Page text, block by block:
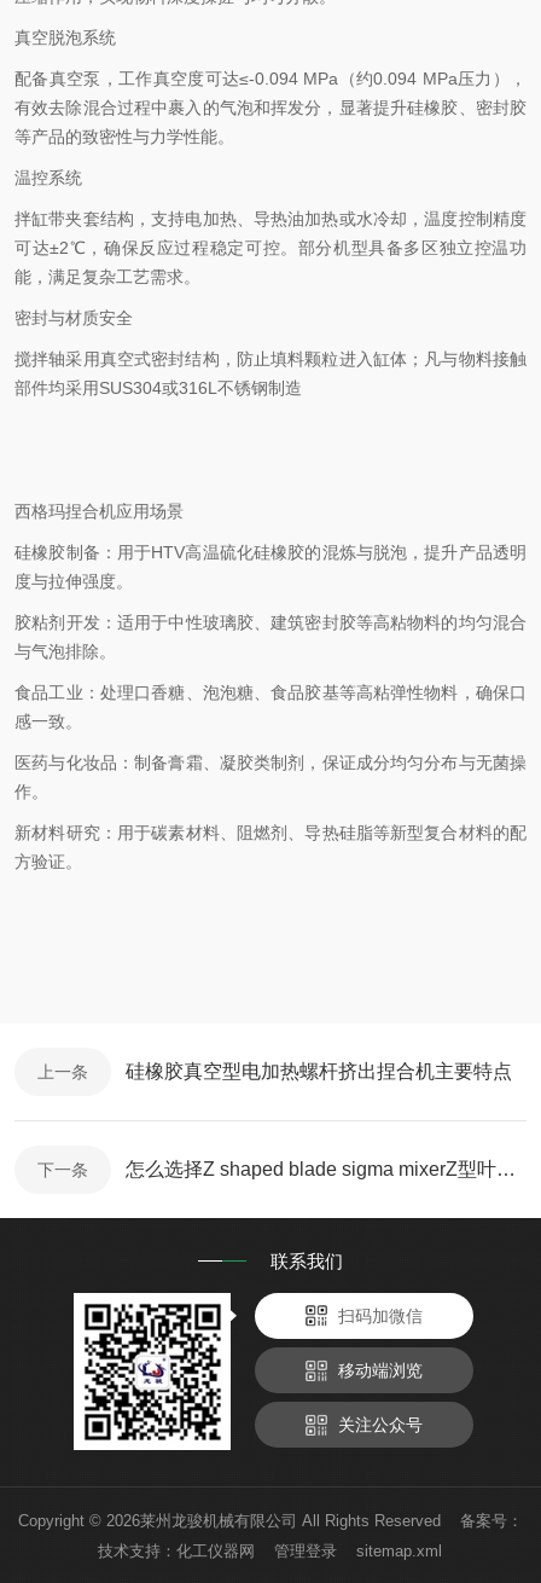
真空脱泡系统‌
配备真空泵，工作真空度可达≤-0.094 MPa（约0.094 MPa压力），
有效去除混合过程中裹入的气泡和挥发分，显著提升硅橡胶、密封胶
等产品的致密性与力学性能。
温控系统‌
拌缸带夹套结构，支持电加热、导热油加热或水冷却，温度控制精度
可达±2℃，确保反应过程稳定可控。 部分机型具备多区独立控温功
能，满足复杂工艺需求。
密封与材质安全‌
搅拌轴采用真空式密封结构，防止填料颗粒进入缸体； 凡与物料接触
部件均采用SUS304或316L不锈钢制造
西格玛捏合机应用场景
‌硅橡胶制备‌：用于HTV高温硫化硅橡胶的混炼与脱泡，提升产品透明
度与拉伸强度。
‌胶粘剂开发‌：适用于中性玻璃胶、建筑密封胶等高粘物料的均匀混合
与气泡排除。
‌食品工业‌：处理口香糖、泡泡糖、食品胶基等高粘弹性物料，确保口
感一致。
‌医药与化妆品‌：制备膏霜、凝胶类制剂，保证成分均匀分布与无菌操
作。
‌新材料研究‌：用于碳素材料、阻燃剂、导热硅脂等新型复合材料的配
方验证。
上一条 硅橡胶真空型电加热螺杆挤出捏合机主要特点
下一条 怎么选择Z shaped blade sigma mixerZ型叶片sigma捏合机
联系我们
扫码加微信
移动端浏览
关注公众号
Copyright © 2026莱州龙骏机械有限公司 All Rights Reserved 备案号：
技术支持：化工仪器网 管理登录 sitemap.xml